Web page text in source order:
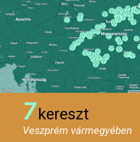
7kereszt
Veszprém vármegyében